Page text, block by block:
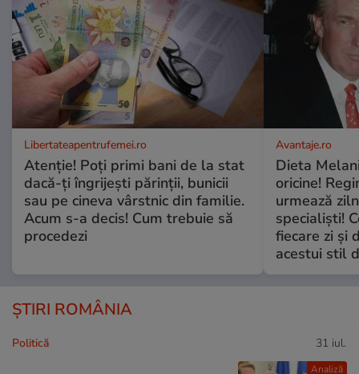
Libertateapentrufemei.ro
Atenție! Poți primi bani de la stat
dacă-ți îngrijești părinții, bunicii
sau pe cineva vârstnic din familie.
Acum s-a decis! Cum trebuie să
procedezi
Avantaje.ro
Dieta
oricine!
urmează
specialiști!
fiecare zi și
acestui stil
ȘTIRI ROMÂNIA
Analiză
Politică 31 iul.